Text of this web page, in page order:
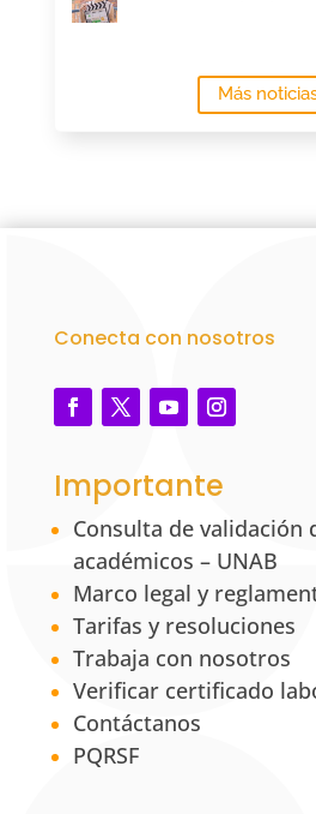
Más
Conecta con nosotros
Importante
Consulta de validación
académicos – UNAB
Marco legal y
Tarifas y resoluciones
Trabaja con nosotros
Verificar certificado
Contáctanos
PQRSF